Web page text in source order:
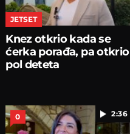
JETSET
Knez otkrio kada se
ćerka porađa, pa otkrio
pol deteta
2:36
0